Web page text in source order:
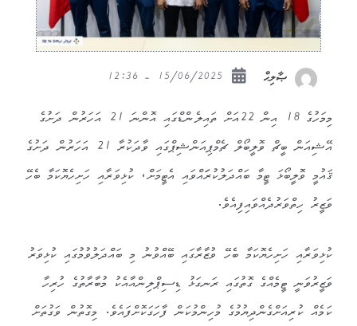
ޞާލިޙް
މިމަހުގެ 18 އިން 22އަށް ތައިލެންޑްގައި އޮންނަ 21 އަހަރުން ދަށުގެ
އޭޝިއަން ބީޗް ވޮލީބޯލް ޗެމްޕިއަންޝިޕްގައި ވާދަކުރާ 21 އަހަރުން ދަށުގެ
ޤައުމީ ވޮލީބޯޅަ ޓީމާ ބައްދަލުކުރަައްވައި އެޓީމަށް، ކުޅިވަރާއި ހަށިހެޔޮކަމާ ބެހޭ
ވަޒީރު ހިތްވަރުދެއްވައިފިއެވެ.
ކުޅިވަރާއި ހަށިހެޔޮކަމާ ބެހޭ ވުޒާރާގައި ބޭއްވުނު މި ބައްދަލުވުމުގައި ކުޅިވަރު
ވަޒީރުވަނީ ޓީމެއްގެ ގޮތުގައި ރަނގަޅު ޑިސިޕްލިންއާއެކު މުބާރާތުގެ ހުރިހާ
ކަމެއް ކުރިއަށްގެންދިޔުމުގެ މުހިންމުކަން ފާހަގަކޮށްފައެވެ. މިގޮތުން ވަގުތަށް